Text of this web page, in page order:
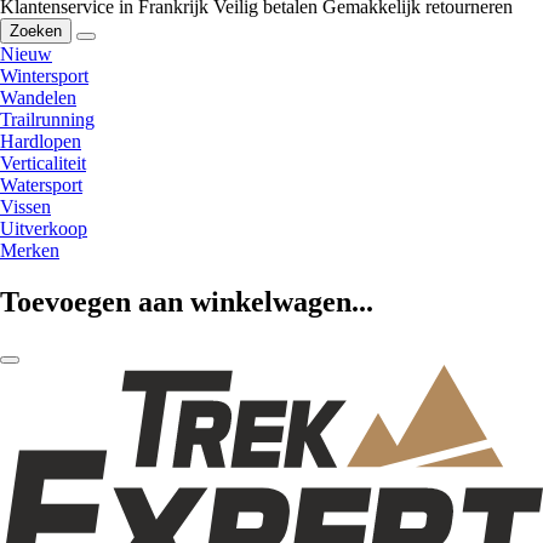
Klantenservice in Frankrijk Veilig betalen Gemakkelijk retourneren
Zoeken
Nieuw
Wintersport
Wandelen
Trailrunning
Hardlopen
Verticaliteit
Watersport
Vissen
Uitverkoop
Merken
Toevoegen aan winkelwagen...